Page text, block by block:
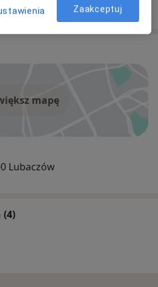
mapę
Lubaczów
Zaakceptuj